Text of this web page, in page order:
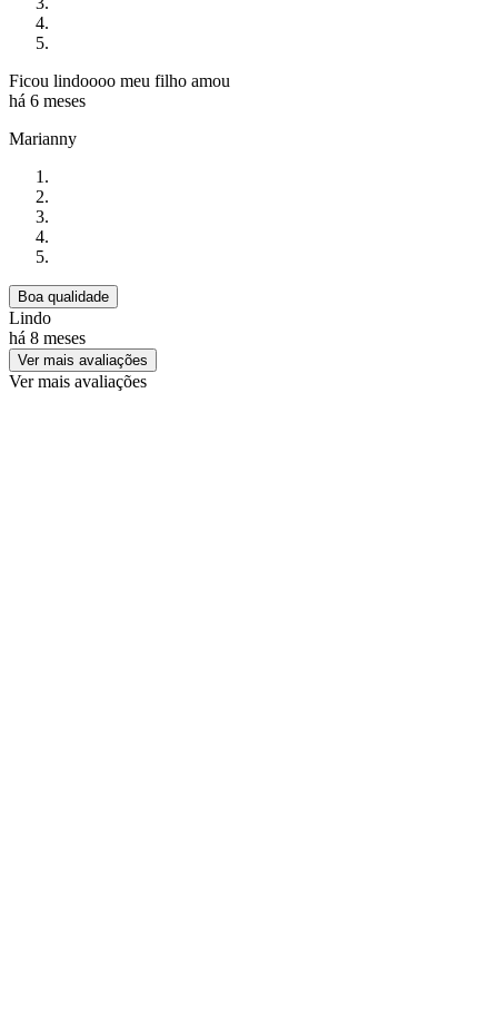
Ficou lindoooo meu filho amou
há 6 meses
Marianny
Boa qualidade
Lindo
há 8 meses
Ver mais avaliações
Ver mais avaliações